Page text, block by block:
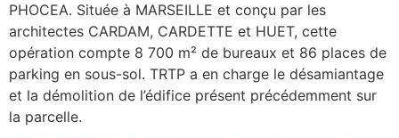
PHOCEA. Située à MARSEILLE et conçu par les
architectes CARDAM, CARDETTE et HUET, cette
opération compte 8 700 m² de bureaux et 86 places de
parking en sous-sol. TRTP a en charge le désamiantage
et la démolition de l’édifice présent précédemment sur
la parcelle.